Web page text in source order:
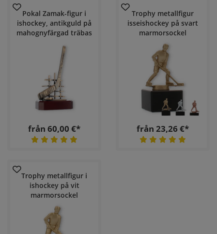
Pokal Zamak-figur i
ishockey, antikguld på
mahognyfärgad träbas
från 60,00 €*
Trophy metallfigur
isseishockey på svart
marmorsockel
från 23,26 €*
Trophy metallfigur i
ishockey på vit
marmorsockel